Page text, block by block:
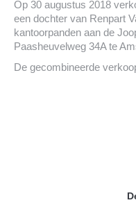
Op 30 augustus 2018
een dochter van Renpart
kantoorpanden aan de
Paasheuvelweg 34A te
De gecombineerde